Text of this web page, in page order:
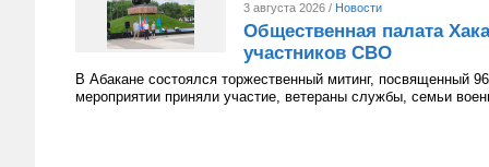
3 августа 2026 / Новости
Общественная палата
участников СВО
В Абакане состоялся торжественный митинг, посвященный
мероприятии приняли участие, ветераны службы, семьи